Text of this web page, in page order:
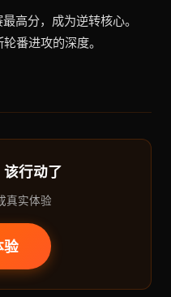
高分，成为逆转核心。
番进攻的深度。
行动了
真实体验
验